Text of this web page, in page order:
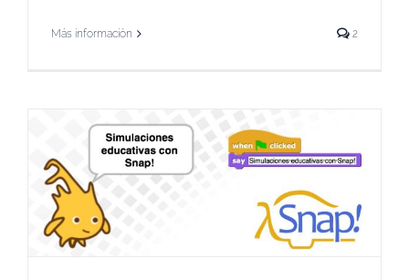
Más información 2